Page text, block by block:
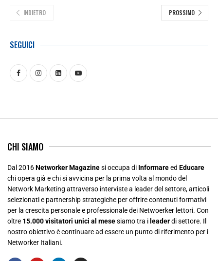
INDIETRO PROSSIMO
SEGUICI
CHI SIAMO
Dal 2016Networker Magazinesi occupa di Informareed Educare
chi opera già e chi si avvicina per la prima volta al mondo del
Network Marketing attraverso interviste a leader del settore, articoli
selezionati e partnership strategiche per offrire contenuti formativi
per la crescita personale e professionale dei Netwoerker lettori. Con
oltre 15.000 visitatori unici al mesesiamo tra i leaderdi settore. Il
nostro obiettivo è continuare ad essere un punto di riferimento per i
Networker Italiani.